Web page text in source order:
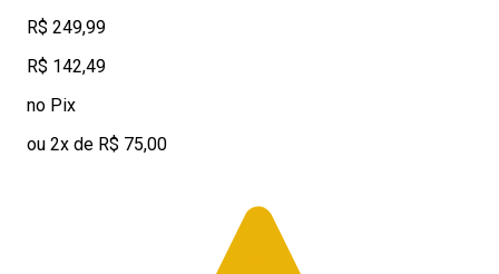
R$ 249,99
R$ 142,49
no Pix
ou 2x de R$ 75,00